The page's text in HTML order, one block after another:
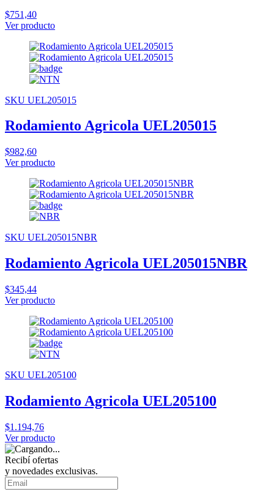
$751,40
Ver producto
SKU UEL205015
Rodamiento Agricola UEL205015
$982,60
Ver producto
SKU UEL205015NBR
Rodamiento Agricola UEL205015NBR
$345,44
Ver producto
SKU UEL205100
Rodamiento Agricola UEL205100
$1.194,76
Ver producto
Recibí ofertas
y novedades exclusivas.